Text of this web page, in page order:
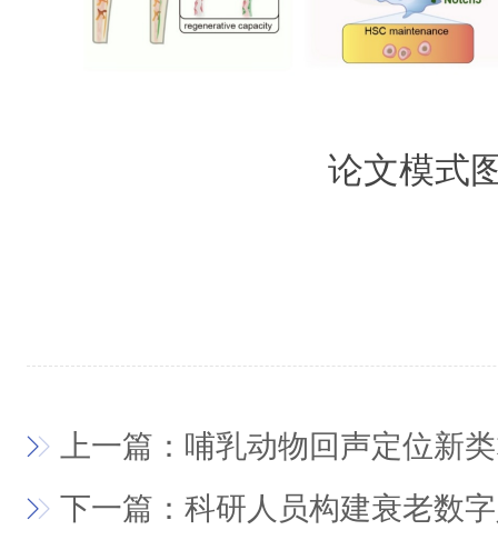
论文模式
上一篇：哺乳动物回声定位新
下一篇：科研人员构建衰老数